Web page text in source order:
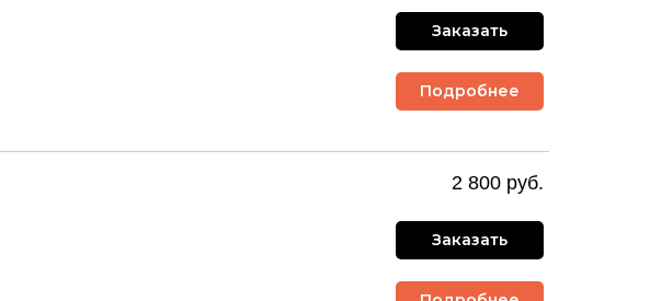
Заказать
Подробнее
2 800 руб.
Заказать